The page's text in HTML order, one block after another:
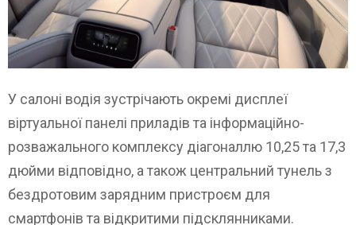
У салоні водія зустрічають окремі дисплеї
віртуальної панелі приладів та інформаційно-
розважального комплексу діагоналлю 10,25 та 17,3
дюйми відповідно, а також центральний тунель з
бездротовим зарядним пристроєм для
смартфонів та відкритими підсклянниками.